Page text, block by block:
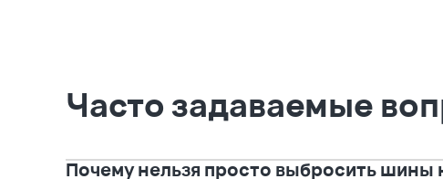
Часто задаваемые
Почему нельзя просто выбросить шины